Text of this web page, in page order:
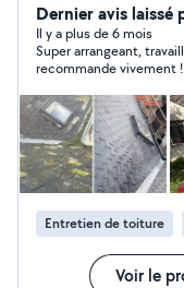
professionnalisme,
particuliers comme
projets, qu'il
rénovation ou d'un
de garantir à
esthétique,
habitat. Nos services Pose et rénovation de
(tuiles, ardoises, bac acier,
(gouttières, chéneaux,
et nettoyage
réparations ponctuelles) Interventions
de fuites ou
Dernier avis laissé
Il y a plus de 6 mois
Super arrangeant,
recommande vivement
Entretien de toiture
Voir le